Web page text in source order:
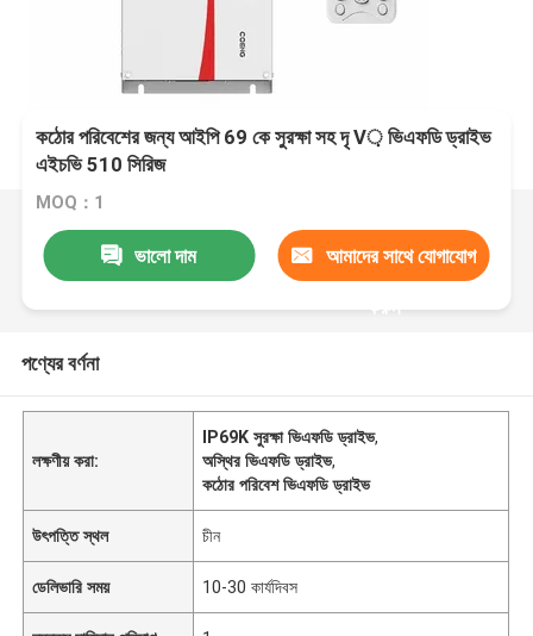
কঠোর পরিবেশের জন্য আইপি 69 কে সুরক্ষা সহ দৃ V় ভিএফডি ড্রাইভ
এইচভি 510 সিরিজ
MOQ：1
ভালো দাম আমাদের সাথে যোগাযোগ
করুন
পণ্যের বর্ণনা
লক্ষণীয় করা:
IP69K সুরক্ষা ভিএফডি ড্রাইভ,
অস্থির ভিএফডি ড্রাইভ,
কঠোর পরিবেশ ভিএফডি ড্রাইভ
উৎপত্তি স্থল চীন
ডেলিভারি সময় 10-30 কার্যদিবস